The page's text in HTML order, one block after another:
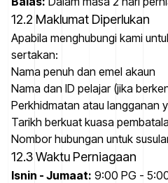
12.2 Maklumat Diperlukan
Apabila menghubungi kami
sertakan:
Nama penuh dan emel akaun
Nama dan ID pelajar (jika
Perkhidmatan atau langganan
Tarikh berkuat kuasa
Nombor hubungan untuk
12.3 Waktu Perniagaan
Isnin - Jumaat: 9:00 PG -